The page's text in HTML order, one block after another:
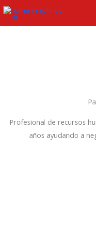
Ir
Profesional de recursos
años ayudando a